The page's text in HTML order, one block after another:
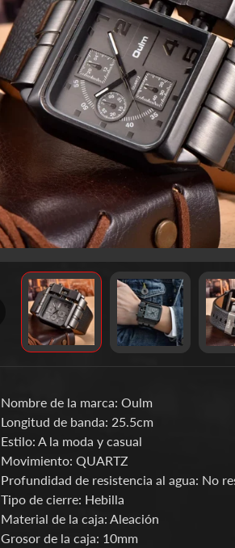
Nombre de la marca: Oulm
Longitud de banda: 25.5cm
Estilo: A la moda y casual
Movimiento: QUARTZ
Profundidad de resistencia al agua: No
Tipo de cierre: Hebilla
Material de la caja: Aleación
Grosor de la caja: 10mm